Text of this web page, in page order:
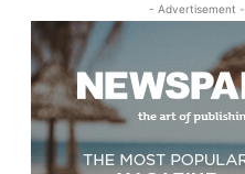
- Advertisement -